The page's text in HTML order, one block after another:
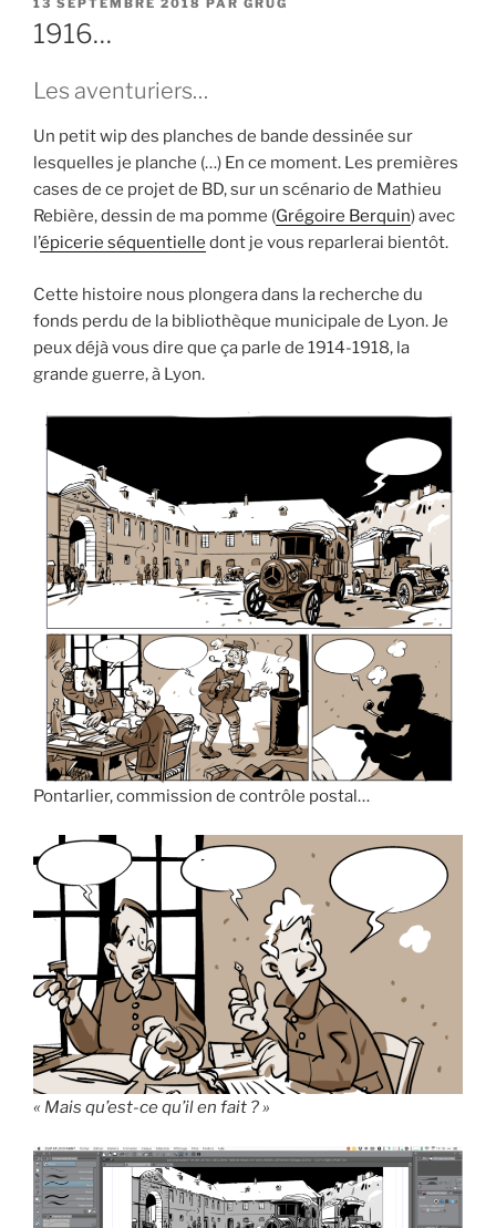
LE
1916…
Les aventuriers…
Un petit wip des planches de bande dessinée sur
lesquelles je planche (…) En ce moment. Les premières
cases de ce projet de BD, sur un scénario de Mathieu
Rebière, dessin de ma pomme (Grégoire Berquin) avec
l’épicerie séquentielle dont je vous reparlerai bientôt.
Cette histoire nous plongera dans la recherche du
fonds perdu de la bibliothèque municipale de Lyon. Je
peux déjà vous dire que ça parle de 1914-1918, la
grande guerre, à Lyon.
Pontarlier, commission de contrôle postal…
« Mais qu’est-ce qu’il en fait ? »